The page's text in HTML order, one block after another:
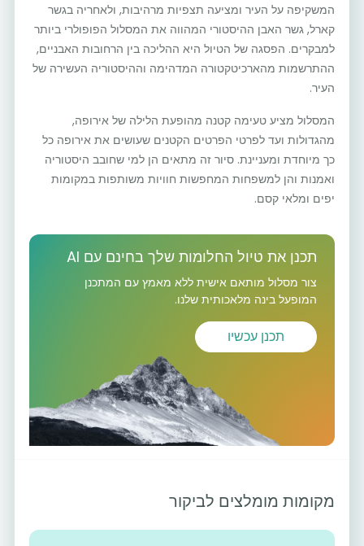
המשקיפה על העיר ומציעה תצפיות מרהיבות, ולאחריה בגשר
קארל, גשר האבן ההיסטורי המהווה את המסלול הפופולרי ביותר
למבקרים. הפסגה של הטיול היא ההליכה בין הרחובות האבניים,
ההתרשמות מהארכיטקטורה המדהימה וההיסטוריה העשירה של
העיר.
המסלול מציע טעימה קטנה מהופעת הלילה של אירופה,
מהגדולות ועד לפרטי הפרטים הקטנים שעושים את אירופה כל
כך מיוחדת ומעניינת. סיור זה מתאים הן למי שחובב היסטוריה
ואמנות והן למשפחות המחפשות חוויות משותפות במקומות
יפים ומלאי קסם.
תכנן את טיול החלומות שלך בחינם עם AI
צור מסלול מותאם אישית ללא מאמץ עם המתכנן
המופעל בינה מלאכותית שלנו.
תכנן עכשיו
מקומות מומלצים לביקור